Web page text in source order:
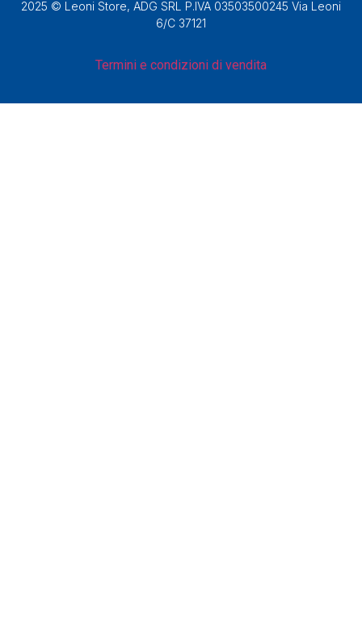
2025 © Leoni Store, ADG SRL P.IVA 03503500245 Via Leoni
6/C 37121
Termini e condizioni di vendita